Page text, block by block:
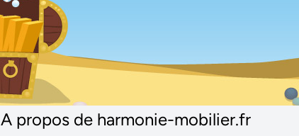
A propos de harmonie-mobilier.fr